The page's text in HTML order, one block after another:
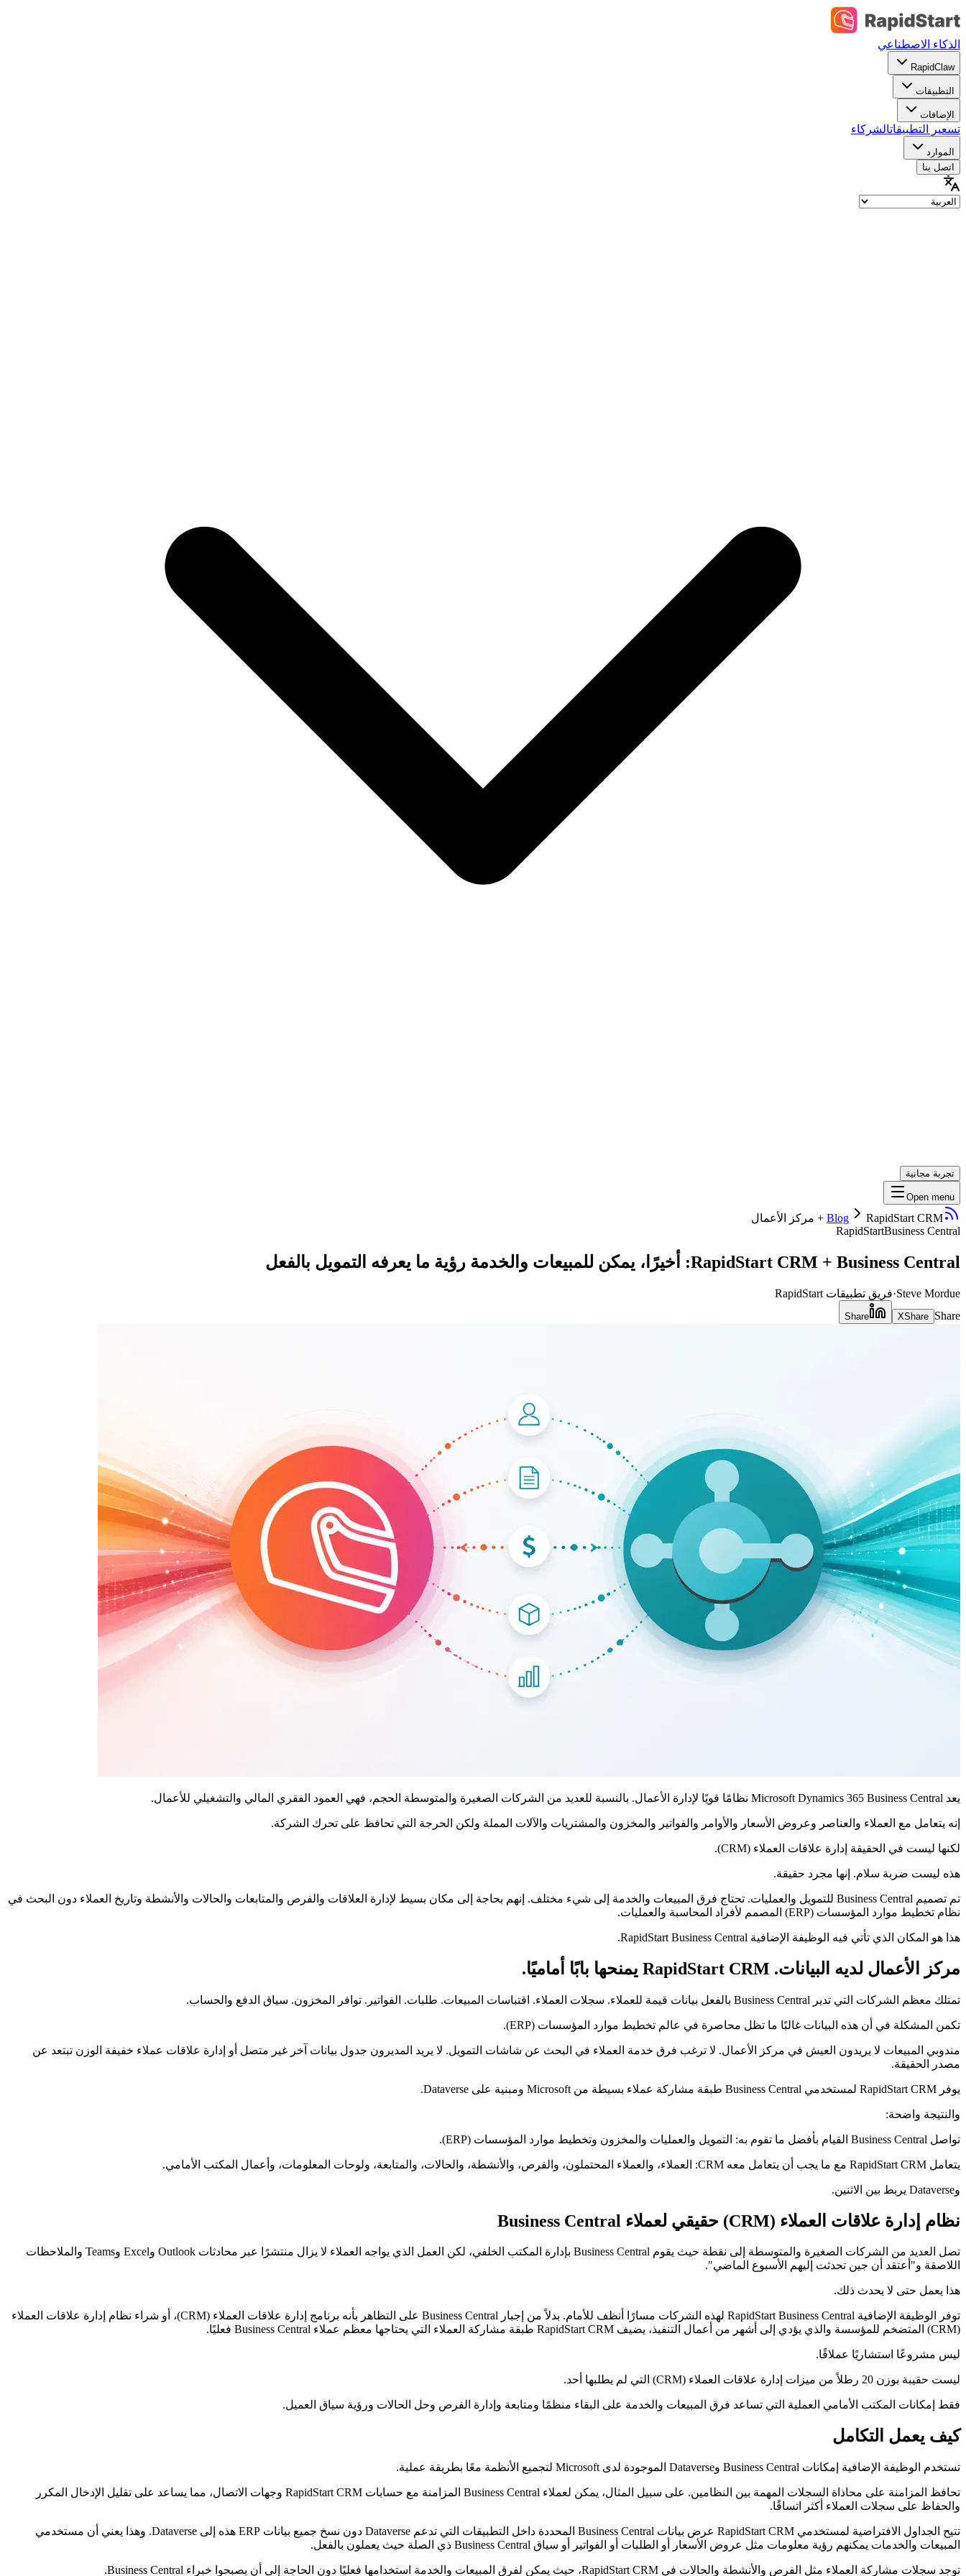
الذكاء الاصطناعي
RapidClaw
التطبيقات
الإضافات
تسعير التطبيقاتالشركاء
الموارد
اتصل بنا
تجربة مجانية
Open menu
Blog
RapidStart CRM + مركز الأعمال
RapidStartBusiness Central
RapidStart CRM + Business Central: أخيرًا، يمكن للمبيعات والخدمة رؤية ما يعرفه التمويل بالفعل
Steve Mordue
·فريق تطبيقات RapidStart
Share
XShare
Share
يعد Microsoft Dynamics 365 Business Central نظامًا قويًا لإدارة الأعمال. بالنسبة للعديد من الشركات الصغيرة والمتوسطة الحجم، فهي العمود الفقري المالي والتشغيلي للأعمال.
إنه يتعامل مع العملاء والعناصر وعروض الأسعار والأوامر والفواتير والمخزون والمشتريات والآلات المملة ولكن الحرجة التي تحافظ على تحرك الشركة.
لكنها ليست في الحقيقة إدارة علاقات العملاء (CRM).
هذه ليست ضربة سلام. إنها مجرد حقيقة.
تم تصميم Business Central للتمويل والعمليات. تحتاج فرق المبيعات والخدمة إلى شيء مختلف. إنهم بحاجة إلى مكان بسيط لإدارة العلاقات والفرص والمتابعات والحالات والأنشطة وتاريخ العملاء دون البحث في
نظام تخطيط موارد المؤسسات (ERP) المصمم لأفراد المحاسبة والعمليات.
هذا هو المكان الذي تأتي فيه الوظيفة الإضافية RapidStart Business Central.
مركز الأعمال لديه البيانات. RapidStart CRM يمنحها بابًا أماميًا.
تمتلك معظم الشركات التي تدير Business Central بالفعل بيانات قيمة للعملاء. سجلات العملاء. اقتباسات المبيعات. طلبات. الفواتير. توافر المخزون. سياق الدفع والحساب.
تكمن المشكلة في أن هذه البيانات غالبًا ما تظل محاصرة في عالم تخطيط موارد المؤسسات (ERP).
مندوبي المبيعات لا يريدون العيش في مركز الأعمال. لا ترغب فرق خدمة العملاء في البحث عن شاشات التمويل. لا يريد المديرون جدول بيانات آخر غير متصل أو إدارة علاقات عملاء خفيفة الوزن تبتعد عن
مصدر الحقيقة.
يوفر RapidStart CRM لمستخدمي Business Central طبقة مشاركة عملاء بسيطة من Microsoft ومبنية على Dataverse.
والنتيجة واضحة:
تواصل Business Central القيام بأفضل ما تقوم به: التمويل والعمليات والمخزون وتخطيط موارد المؤسسات (ERP).
يتعامل RapidStart CRM مع ما يجب أن يتعامل معه CRM: العملاء، والعملاء المحتملون، والفرص، والأنشطة، والحالات، والمتابعة، ولوحات المعلومات، وأعمال المكتب الأمامي.
وDataverse يربط بين الاثنين.
نظام إدارة علاقات العملاء (CRM) حقيقي لعملاء Business Central
تصل العديد من الشركات الصغيرة والمتوسطة إلى نقطة حيث يقوم Business Central بإدارة المكتب الخلفي، لكن العمل الذي يواجه العملاء لا يزال منتشرًا عبر محادثات Outlook وExcel وTeams والملاحظات
اللاصقة و"أعتقد أن جين تحدثت إليهم الأسبوع الماضي".
هذا يعمل حتى لا يحدث ذلك.
توفر الوظيفة الإضافية RapidStart Business Central لهذه الشركات مسارًا أنظف للأمام. بدلاً من إجبار Business Central على التظاهر بأنه برنامج إدارة علاقات العملاء (CRM)، أو شراء نظام إدارة علاقات العملاء
(CRM) المتضخم للمؤسسة والذي يؤدي إلى أشهر من أعمال التنفيذ، يضيف RapidStart CRM طبقة مشاركة العملاء التي يحتاجها معظم عملاء Business Central فعليًا.
ليس مشروعًا استشاريًا عملاقًا.
ليست حقيبة بوزن 20 رطلاً من ميزات إدارة علاقات العملاء (CRM) التي لم يطلبها أحد.
فقط إمكانات المكتب الأمامي العملية التي تساعد فرق المبيعات والخدمة على البقاء منظمًا ومتابعة وإدارة الفرص وحل الحالات ورؤية سياق العميل.
كيف يعمل التكامل
تستخدم الوظيفة الإضافية إمكانات Business Central وDataverse الموجودة لدى Microsoft لتجميع الأنظمة معًا بطريقة عملية.
تحافظ المزامنة على محاذاة السجلات المهمة بين النظامين. على سبيل المثال، يمكن لعملاء Business Central المزامنة مع حسابات RapidStart CRM وجهات الاتصال، مما يساعد على تقليل الإدخال المكرر
والحفاظ على سجلات العملاء أكثر اتساقًا.
تتيح الجداول الافتراضية لمستخدمي RapidStart CRM عرض بيانات Business Central المحددة داخل التطبيقات التي تدعم Dataverse دون نسخ جميع بيانات ERP هذه إلى Dataverse. وهذا يعني أن مستخدمي
المبيعات والخدمات يمكنهم رؤية معلومات مثل عروض الأسعار أو الطلبات أو الفواتير أو سياق Business Central ذي الصلة حيث يعملون بالفعل.
توجد سجلات مشاركة العملاء مثل الفرص والأنشطة والحالات في RapidStart CRM، حيث يمكن لفرق المبيعات والخدمة استخدامها فعليًا دون الحاجة إلى أن يصبحوا خبراء Business Central.